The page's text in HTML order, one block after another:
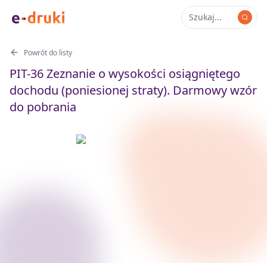
Powrót do listy
PIT-36 Zeznanie o wysokości osiągniętego
dochodu (poniesionej straty). Darmowy wzór
do pobrania